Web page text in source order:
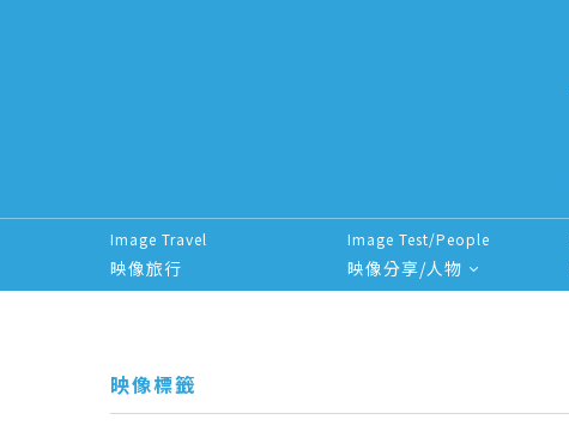
Image Travel
映像旅行
Image Test/People
映像分享/人物
Search for:
映像標籤